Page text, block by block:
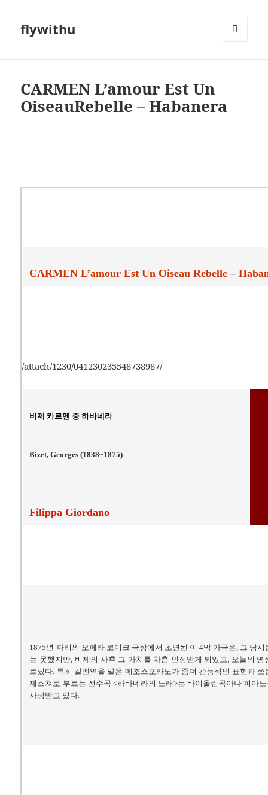
flywithu
CARMEN L’amour Est Un
OiseauRebelle – Habanera
CARMEN L’amour Est Un Oiseau Rebelle –
/attach/1230/041230235548738987/
비제 카르멘 중 하바네라
Bizet, Georges (1838~1875)
Filippa Giordano
1875년 파리의 오페라 코미크 극장에서 초연된 이 4막 가극은, 그 당
는 못했지만, 비제의 사후 그 가치를 차츰 인정받게 되었고, 오늘의 명
르렀다. 특히 칼멘역을 맡은 메조스포라노가 좀더 관능적인 표현과 쏘
제스쳐로 부르는 전주곡 <하바네라의 노래>는 바이올린곡아나 피아
사랑받고 있다.